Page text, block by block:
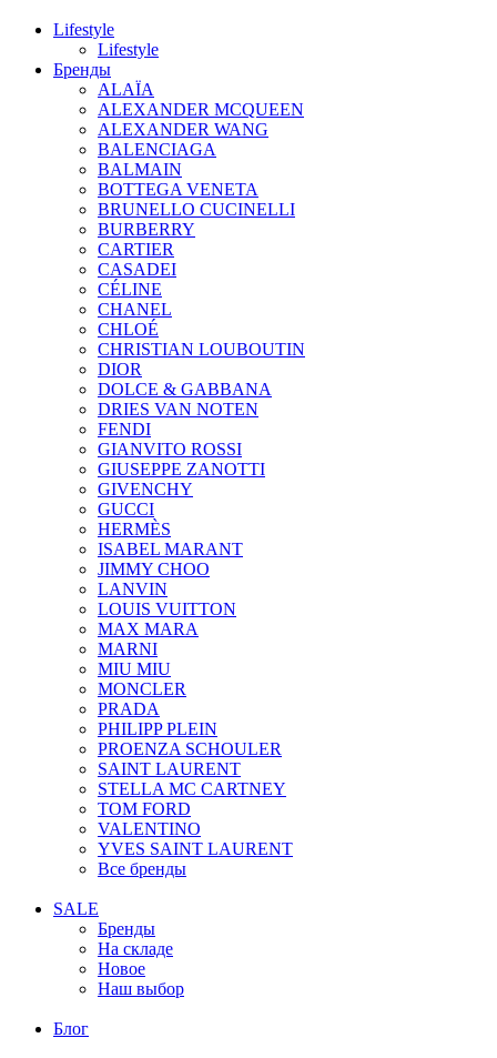
Lifestyle
Lifestyle
Бренды
ALAÏA
ALEXANDER MCQUEEN
ALEXANDER WANG
BALENCIAGA
BALMAIN
BOTTEGA VENETA
BRUNELLO CUCINELLI
BURBERRY
CARTIER
CASADEI
CÉLINE
CHANEL
CHLOÉ
CHRISTIAN LOUBOUTIN
DIOR
DOLCE & GABBANA
DRIES VAN NOTEN
FENDI
GIANVITO ROSSI
GIUSEPPE ZANOTTI
GIVENCHY
GUCCI
HERMÈS
ISABEL MARANT
JIMMY CHOO
LANVIN
LOUIS VUITTON
MAX MARA
MARNI
MIU MIU
MONCLER
PRADA
PHILIPP PLEIN
PROENZA SCHOULER
SAINT LAURENT
STELLA MC CARTNEY
TOM FORD
VALENTINO
YVES SAINT LAURENT
Все бренды
SALE
Бренды
На складе
Новое
Наш выбор
Блог